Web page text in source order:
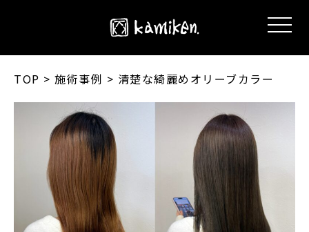
TOP > 施術事例 > 清楚な綺麗めオリーブカラー